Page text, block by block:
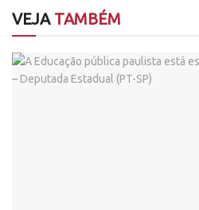
VEJATAMBÉM